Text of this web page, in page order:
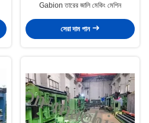
Gabion তারের জালি মেকিং মেশিন
সেরা দাম পান